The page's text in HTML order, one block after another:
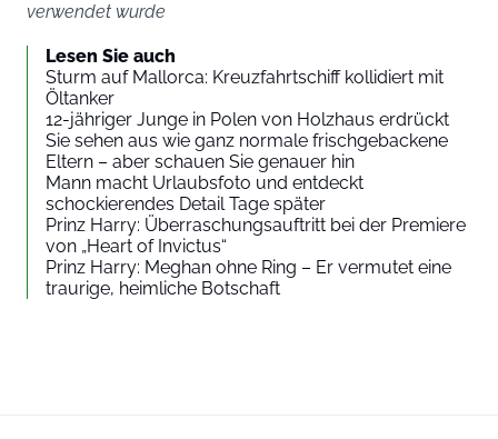
verwendet wurde
Lesen Sie auch
Sturm auf Mallorca: Kreuzfahrtschiff kollidiert mit
Öltanker
12-jähriger Junge in Polen von Holzhaus erdrückt
Sie sehen aus wie ganz normale frischgebackene
Eltern – aber schauen Sie genauer hin
Mann macht Urlaubsfoto und entdeckt
schockierendes Detail Tage später
Prinz Harry: Überraschungsauftritt bei der Premiere
von „Heart of Invictus“
Prinz Harry: Meghan ohne Ring – Er vermutet eine
traurige, heimliche Botschaft